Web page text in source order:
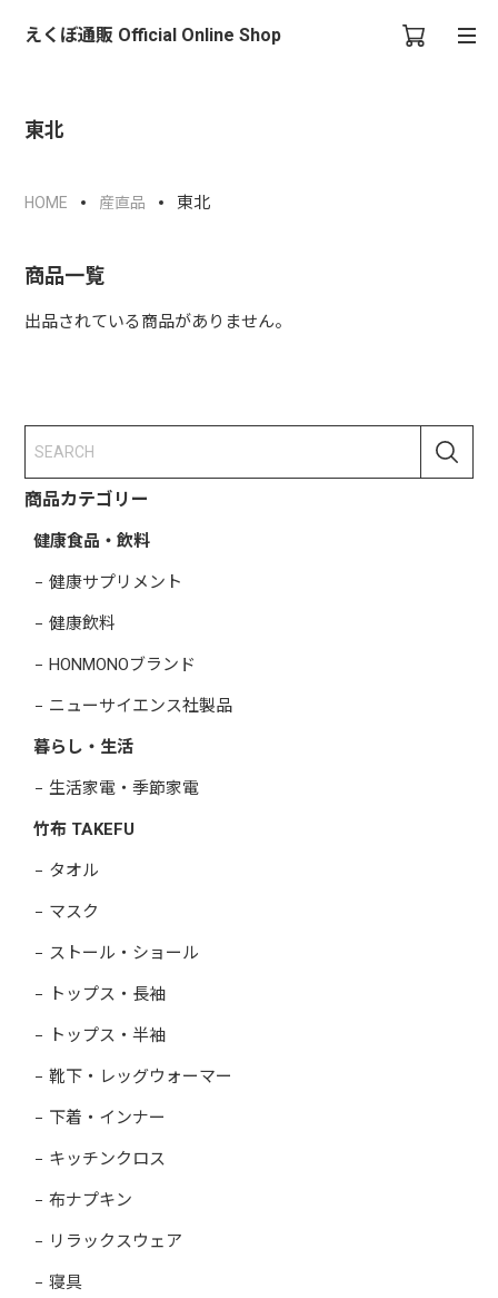
えくぼ通販 Official Online Shop
東北
商品カテゴリー
健康食品・飲料
健康サプリメント
健康飲料
HONMONOブランド
ニューサイエンス社製品
暮らし・生活
生活家電・季節家電
竹布 TAKEFU
タオル
マスク
ストール・ショール
トップス・長袖
トップス・半袖
靴下・レッグウォーマー
下着・インナー
キッチンクロス
布ナプキン
リラックスウェア
寝具
HOME 産直品 東北
商品一覧
出品されている商品がありません。